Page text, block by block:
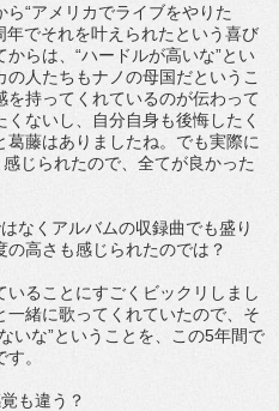
“アメリカでライブをやりた
年でそれを叶えられたという喜び
らは、“ハードルが高いな”とい
人たちもナノの母国だというこ
を持ってくれているのが伝わって
ないし、自分自身も後悔したく
藤はありましたね。でも実際に
じられたので、全てが良かった
なくアルバムの収録曲でも盛り
の高さも感じられたのでは？
ることにすごくビックリしまし
緒に歌ってくれていたので、そ
いな”ということを、この5年間で
。
も違う？